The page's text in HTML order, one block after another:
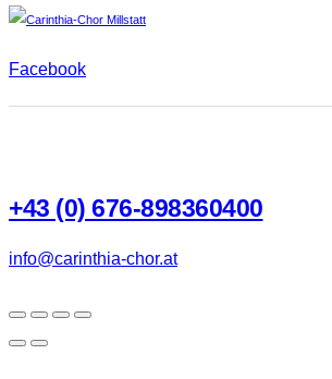
Facebook
+43 (0) 676-898360400
info@carinthia-chor.at